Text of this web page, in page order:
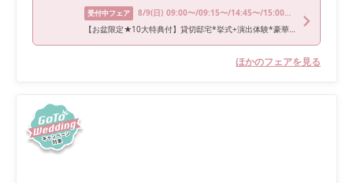
受付中フェア 8/9(日) 09:00〜/09:15〜/14:45〜/15:00〜/18:30〜
【お盆限定★10大特典付】貸切邸宅*挙式+演出体験*豪華試食付
ほかのフェアを見る